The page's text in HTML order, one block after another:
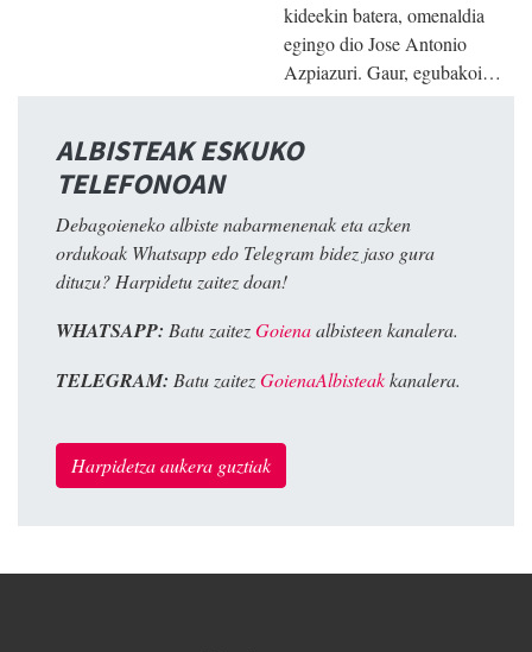
kideekin batera, omenaldia
egingo dio Jose Antonio
Azpiazuri. Gaur, egubakoi…
ALBISTEAK ESKUKO
TELEFONOAN
Debagoieneko albiste nabarmenenak eta azken
ordukoak Whatsapp edo Telegram bidez jaso gura
dituzu? Harpidetu zaitez doan!
WHATSAPP: Batu zaitezGoienaalbisteen kanalera.
TELEGRAM: Batu zaitezGoienaAlbisteakkanalera.
Harpidetza aukera guztiak